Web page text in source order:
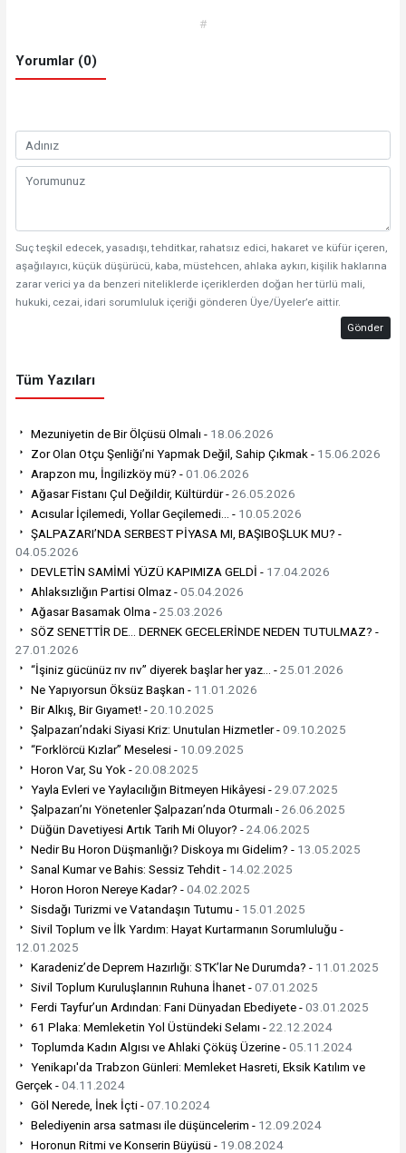
#
Yorumlar (0)
Suç teşkil edecek, yasadışı, tehditkar, rahatsız edici, hakaret ve küfür içeren,
aşağılayıcı, küçük düşürücü, kaba, müstehcen, ahlaka aykırı, kişilik haklarına
zarar verici ya da benzeri niteliklerde içeriklerden doğan her türlü mali,
hukuki, cezai, idari sorumluluk içeriği gönderen Üye/Üyeler’e aittir.
Gönder
Tüm Yazıları
Mezuniyetin de Bir Ölçüsü Olmalı - 18.06.2026
Zor Olan Otçu Şenliği’ni Yapmak Değil, Sahip Çıkmak - 15.06.2026
Arapzon mu, İngilizköy mü? -01.06.2026
Ağasar Fistanı Çul Değildir, Kültürdür -26.05.2026
Acısular İçilemedi, Yollar Geçilemedi… - 10.05.2026
ŞALPAZARI’NDA SERBEST PİYASA MI, BAŞIBOŞLUK MU? -
04.05.2026
DEVLETİN SAMİMİ YÜZÜ KAPIMIZA GELDİ - 17.04.2026
Ahlaksızlığın Partisi Olmaz -05.04.2026
Ağasar Basamak Olma -25.03.2026
SÖZ SENETTİR DE… DERNEK GECELERİNDE NEDEN TUTULMAZ? -
27.01.2026
“İşiniz gücünüz rıv rıv” diyerek başlar her yaz… -25.01.2026
Ne Yapıyorsun Öksüz Başkan - 11.01.2026
Bir Alkış, Bir Gıyamet! -20.10.2025
Şalpazarı’ndaki Siyasi Kriz: Unutulan Hizmetler -09.10.2025
“Forklörcü Kızlar” Meselesi - 10.09.2025
Horon Var, Su Yok -20.08.2025
Yayla Evleri ve Yaylacılığın Bitmeyen Hikâyesi -29.07.2025
Şalpazarı’nı Yönetenler Şalpazarı’nda Oturmalı -26.06.2025
Düğün Davetiyesi Artık Tarih Mi Oluyor? -24.06.2025
Nedir Bu Horon Düşmanlığı? Diskoya mı Gidelim? - 13.05.2025
Sanal Kumar ve Bahis: Sessiz Tehdit - 14.02.2025
Horon Horon Nereye Kadar? -04.02.2025
Sisdağı Turizmi ve Vatandaşın Tutumu - 15.01.2025
Sivil Toplum ve İlk Yardım: Hayat Kurtarmanın Sorumluluğu -
12.01.2025
Karadeniz’de Deprem Hazırlığı: STK’lar Ne Durumda? - 11.01.2025
Sivil Toplum Kuruluşlarının Ruhuna İhanet -07.01.2025
Ferdi Tayfur’un Ardından: Fani Dünyadan Ebediyete -03.01.2025
61 Plaka: Memleketin Yol Üstündeki Selamı -22.12.2024
Toplumda Kadın Algısı ve Ahlaki Çöküş Üzerine -05.11.2024
Yenikapı'da Trabzon Günleri: Memleket Hasreti, Eksik Katılım ve
Gerçek -04.11.2024
Göl Nerede, İnek İçti -07.10.2024
Belediyenin arsa satması ile düşüncelerim - 12.09.2024
Horonun Ritmi ve Konserin Büyüsü - 19.08.2024